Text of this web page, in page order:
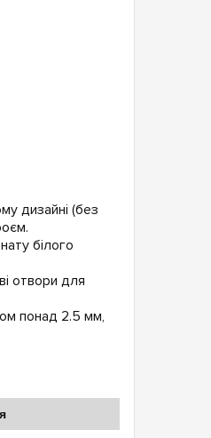
дизайні (без
білого
отвори для
понад 2.5 мм,